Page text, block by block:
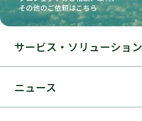
その他のご依頼はこちら
サービス・ソリューション
サービス・ソリューション
ニュース